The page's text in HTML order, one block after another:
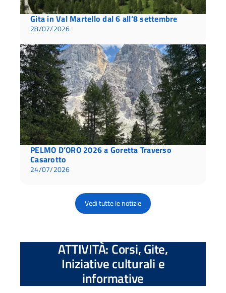
Gita in Val Martello dal 6 all’8 settembre
28/07/2026
PELMO D’ORO 2026 a Goretta Traverso
Casarotto
24/07/2026
Vedi tutte le notizie
ATTIVITÀ: Corsi, Gite,
Iniziative culturali e
informative